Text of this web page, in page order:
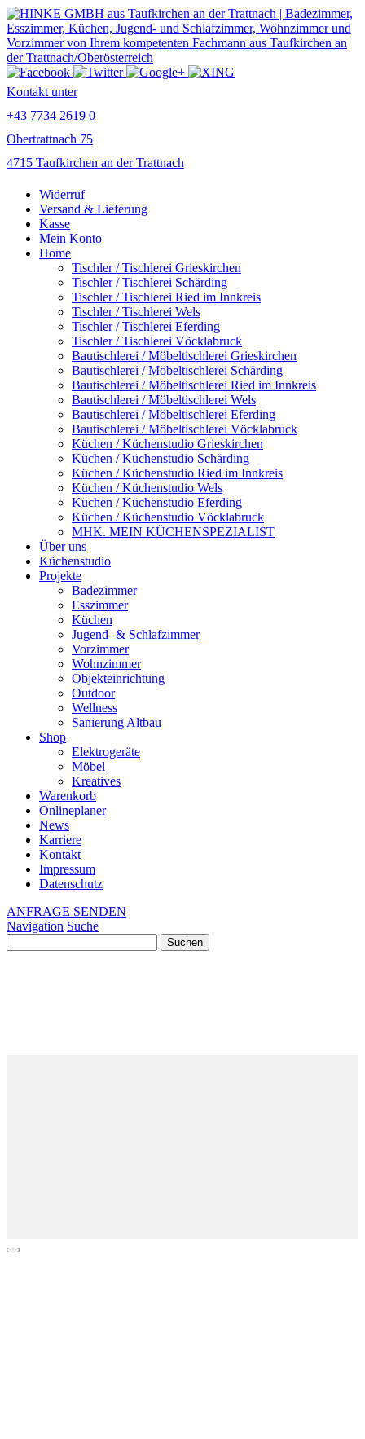
Kontakt unter
+43 7734 2619 0
Obertrattnach 75
4715 Taufkirchen an der Trattnach
Widerruf
Versand & Lieferung
Kasse
Mein Konto
Home
Tischler / Tischlerei Grieskirchen
Tischler / Tischlerei Schärding
Tischler / Tischlerei Ried im Innkreis
Tischler / Tischlerei Wels
Tischler / Tischlerei Eferding
Tischler / Tischlerei Vöcklabruck
Bautischlerei / Möbeltischlerei Grieskirchen
Bautischlerei / Möbeltischlerei Schärding
Bautischlerei / Möbeltischlerei Ried im Innkreis
Bautischlerei / Möbeltischlerei Wels
Bautischlerei / Möbeltischlerei Eferding
Bautischlerei / Möbeltischlerei Vöcklabruck
Küchen / Küchenstudio Grieskirchen
Küchen / Küchenstudio Schärding
Küchen / Küchenstudio Ried im Innkreis
Küchen / Küchenstudio Wels
Küchen / Küchenstudio Eferding
Küchen / Küchenstudio Vöcklabruck
MHK. MEIN KÜCHENSPEZIALIST
Über uns
Küchenstudio
Projekte
Badezimmer
Esszimmer
Küchen
Jugend- & Schlafzimmer
Vorzimmer
Wohnzimmer
Objekteinrichtung
Outdoor
Wellness
Sanierung Altbau
Shop
Elektrogeräte
Möbel
Kreatives
Warenkorb
Onlineplaner
News
Karriere
Kontakt
Impressum
Datenschutz
ANFRAGE SENDEN
Navigation Suche
nach: